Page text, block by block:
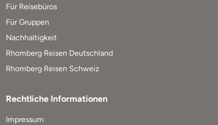
Für Reisebüros
Für Gruppen
Nachhaltigkeit
Rhomberg Reisen Deutschland
Rhomberg Reisen Schweiz
Rechtliche Informationen
Impressum